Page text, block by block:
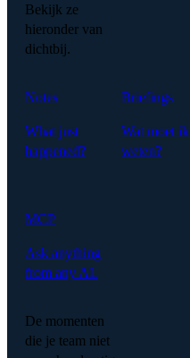
Bekijk ze
hieronder van
dichtbij.
Notes
What just
happened?
Briefings
Wat moet ik
weten?
MCP
Ask anything
from any AI.
De momenten
die je team niet